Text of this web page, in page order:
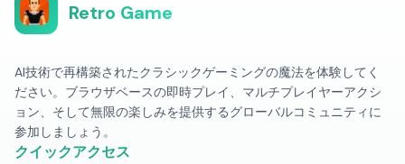
Retro Game
AI技術で再構築されたクラシックゲーミングの魔法を体験してく
ださい。ブラウザベースの即時プレイ、マルチプレイヤーアクシ
ョン、そして無限の楽しみを提供するグローバルコミュニティに
参加しましょう。
クイックアクセス